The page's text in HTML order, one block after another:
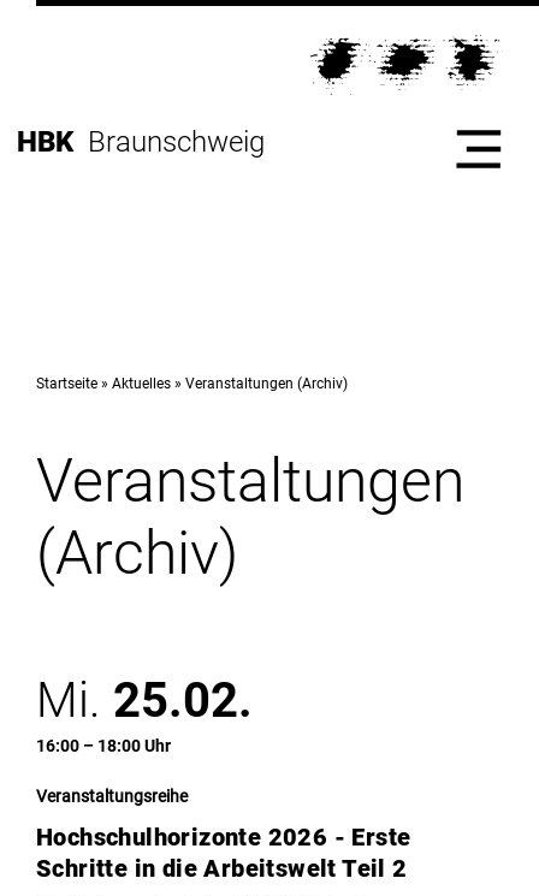
Inhalt
zur
Direkt
HBK Braunschweig
Hochschule
Studium
Institute
Infrastruktur
Aktuelles
meinstudium
Startseite Aktuelles Veranstaltungen (Archiv)
Veranstaltungen
(Archiv)
Mi. 25.02.
16:00 – 18:00 Uhr
Veranstaltungsreihe
Hochschulhorizonte 2026 - Erste
Schritte in die Arbeitswelt Teil 2